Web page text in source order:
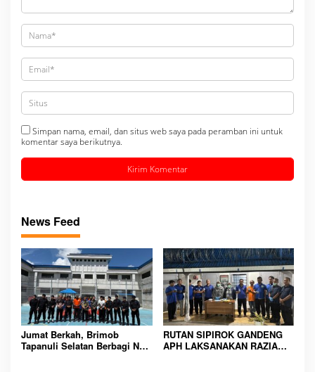
Simpan nama, email, dan situs web saya pada peramban ini untuk
komentar saya berikutnya.
News Feed
Jumat Berkah, Brimob
Tapanuli Selatan Berbagi Nasi
RUTAN SIPIROK GANDENG
APH LAKSANAKAN RAZIA